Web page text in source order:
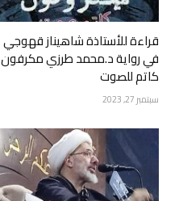
قراءة للأستاذة شاهيناز قهوجي
في رواية د.محمد طرزي مكرفون
كاتم للصوت
سبتمبر 27, 2023